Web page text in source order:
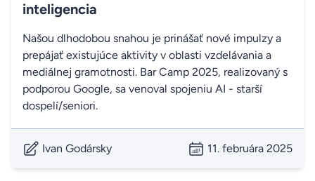
inteligencia
Našou dlhodobou snahou je prinášať nové impulzy a
prepájať existujúce aktivity v oblasti vzdelávania a
mediálnej gramotnosti. Bar Camp 2025, realizovaný s
podporou Google, sa venoval spojeniu AI - starší
dospelí/seniori.
Ivan Godársky 11. februára 2025